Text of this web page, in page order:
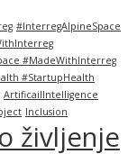
#InterregAlpineSpace
#MadeWithInterreg
#StartupHealth
ArtificailIntelligence
Inclusion
življenje